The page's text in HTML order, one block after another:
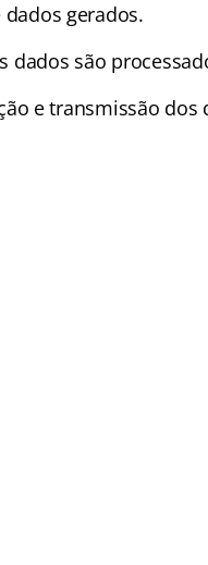
gerados.
dados são
e transmissão dos